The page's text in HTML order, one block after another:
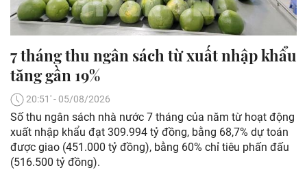
7 tháng thu ngân sách từ xuất nhập khẩu
tăng gần 19%
20:51' - 05/08/2026
Số thu ngân sách nhà nước 7 tháng của năm từ hoạt động
xuất nhập khẩu đạt 309.994 tỷ đồng, bằng 68,7% dự toán
được giao (451.000 tỷ đồng), bằng 60% chỉ tiêu phấn đấu
(516.500 tỷ đồng).